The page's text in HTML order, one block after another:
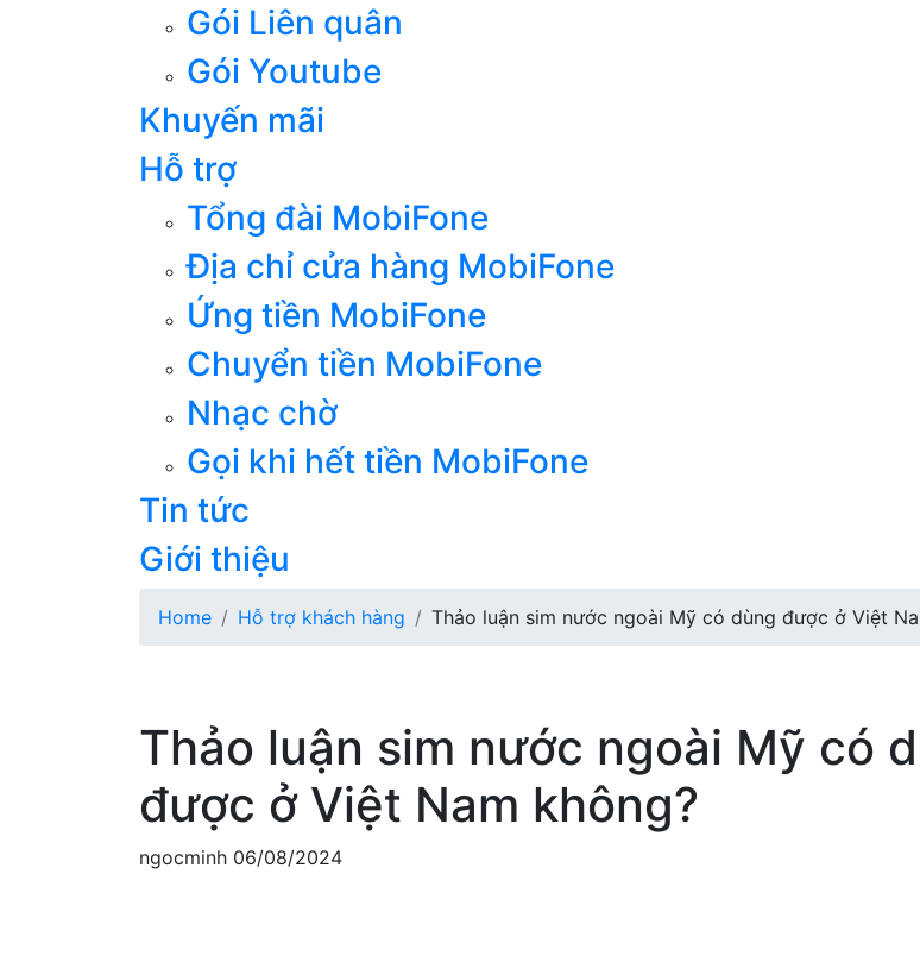
Gói Liên quân
Gói Youtube
Khuyến mãi
Hỗ trợ
Tổng đài MobiFone
Địa chỉ cửa hàng MobiFone
Ứng tiền MobiFone
Chuyển tiền MobiFone
Nhạc chờ
Gọi khi hết tiền MobiFone
Tin tức
Giới thiệu
Home Hỗ trợ khách hàng Thảo luận sim nước ngoài Mỹ có dùng được ở Việt
Thảo luận sim nước ngoài Mỹ có
được ở Việt Nam không?
ngocminh 06/08/2024